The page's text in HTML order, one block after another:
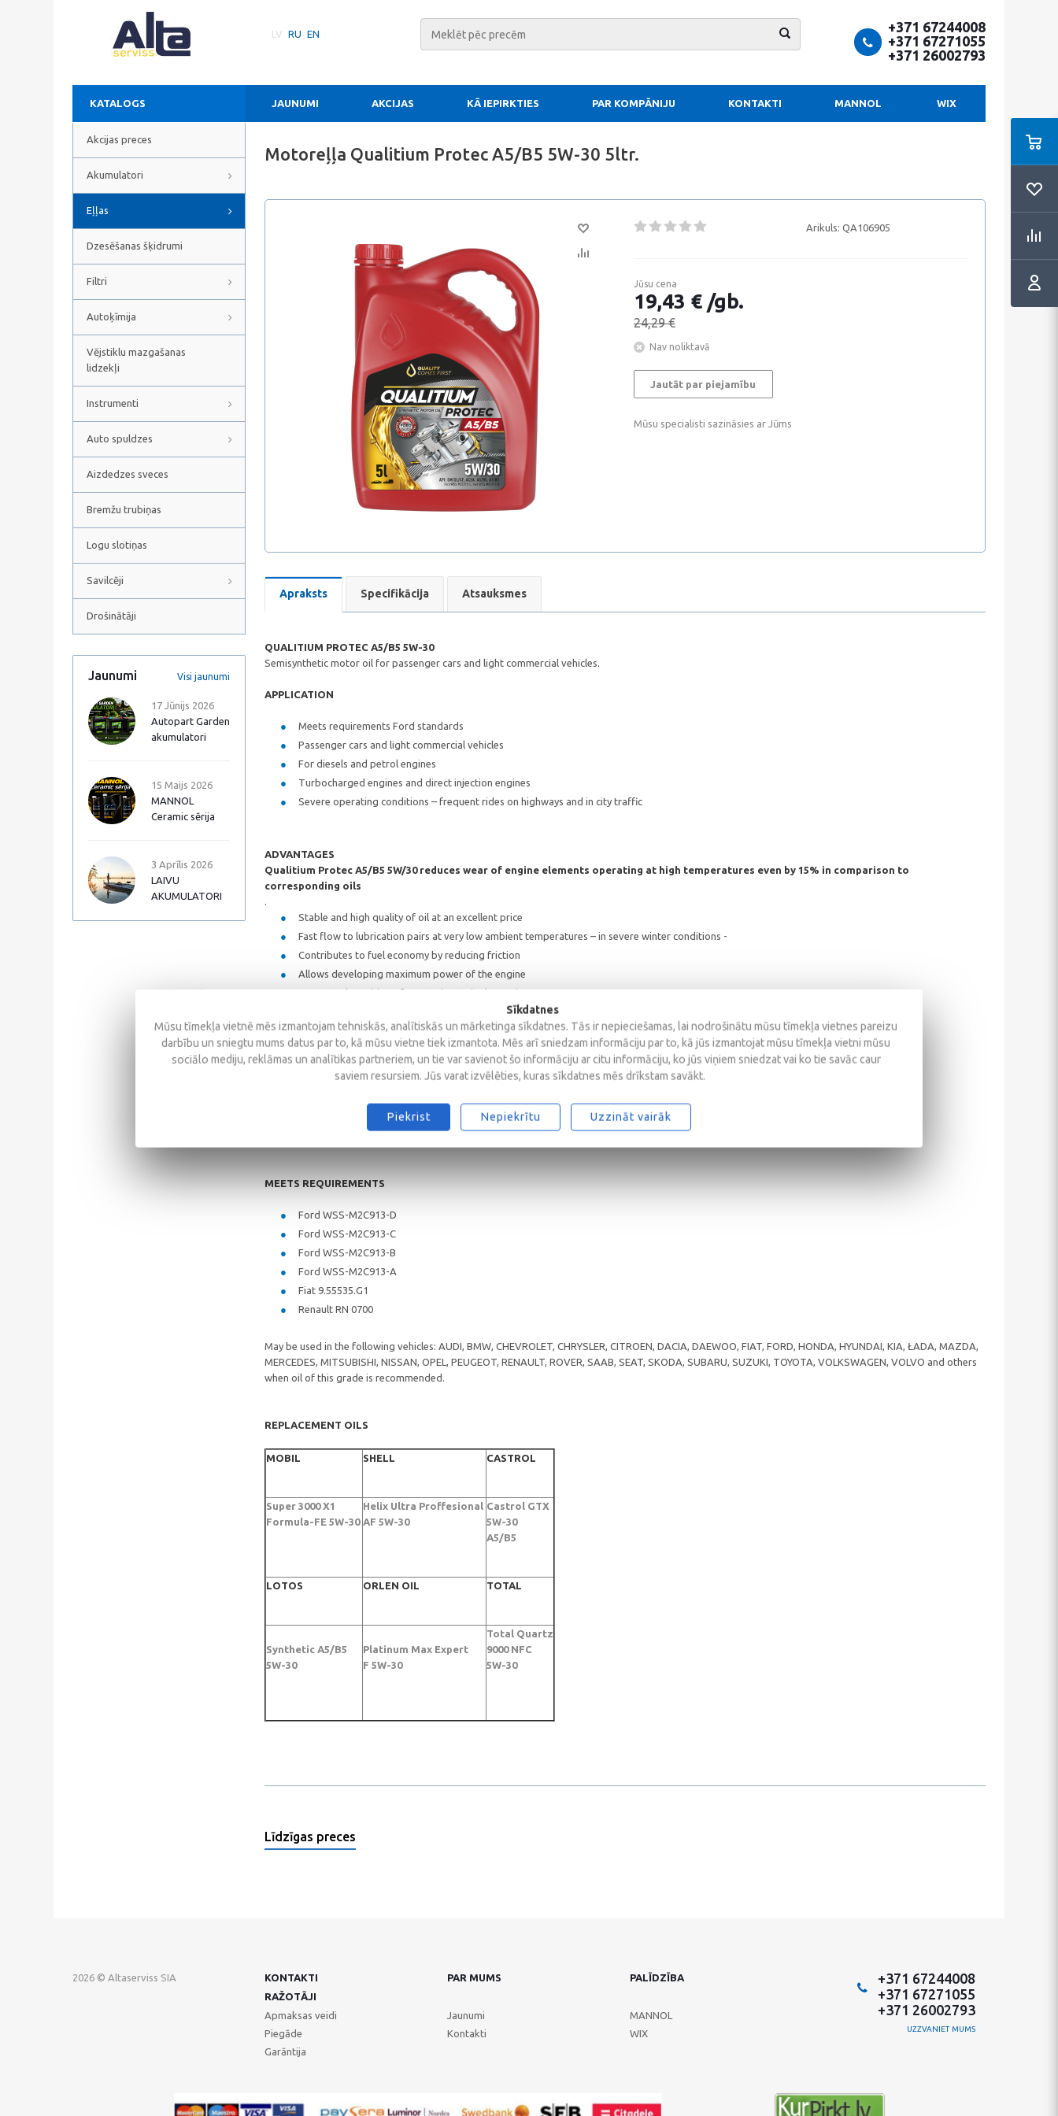
LV RU EN
+371 67244008
+371 67271055
+371 26002793
KATALOGS JAUNUMI AKCIJAS KĀ IEPIRKTIES PAR KOMPĀNIJU KONTAKTI MANNOL WIX
Akcijas preces
Akumulatori
Eļļas
Dzesēšanas šķidrumi
Filtri
Autoķīmija
Vējstiklu mazgašanas
lidzekļi
Instrumenti
Auto spuldzes
Aizdedzes sveces
Bremžu trubiņas
Logu slotiņas
Savilcēji
Drošinātāji
Jaunumi Visi jaunumi
17 Jūnijs 2026
Autopart Garden
akumulatori
15 Maijs 2026
MANNOL
Ceramic sērija
3 Aprīlis 2026
LAIVU
AKUMULATORI
Motoreļļa Qualitium Protec A5/B5 5W-30 5ltr.
Arikuls: QA106905
Jūsu cena
19,43 € /gb.
24,29 €
Nav noliktavā
Jautāt par piejamību
Mūsu specialisti sazināsies ar Jūms
Apraksts Specifikācija Atsauksmes
QUALITIUM PROTEC A5/B5 5W-30
Semisynthetic motor oil for passenger cars and light commercial vehicles.
APPLICATION
Meets requirements Ford standards
Passenger cars and light commercial vehicles
For diesels and petrol engines
Turbocharged engines and direct injection engines
Severe operating conditions – frequent rides on highways and in city traffic
ADVANTAGES
Qualitium Protec A5/B5 5W/30 reduces wear of engine elements operating at high temperatures even by 15% in comparison to
corresponding oils
.
Stable and high quality of oil at an excellent price
Fast flow to lubrication pairs at very low ambient temperatures – in severe winter conditions -
Contributes to fuel economy by reducing friction
Allows developing maximum power of the engine
Prevents deposition of contaminants in the engine
SPECIFICATIONS
SAE: 5W/30
ACEA: A5/B5, A1/B1
MEETS REQUIREMENTS
Ford WSS-M2C913-D
Ford WSS-M2C913-C
Ford WSS-M2C913-B
Ford WSS-M2C913-A
Fiat 9.55535.G1
Renault RN 0700
May be used in the following vehicles: AUDI, BMW, CHEVROLET, CHRYSLER, CITROEN, DACIA, DAEWOO, FIAT, FORD, HONDA, HYUNDAI, KIA, ŁADA, MAZDA,
MERCEDES, MITSUBISHI, NISSAN, OPEL, PEUGEOT, RENAULT, ROVER, SAAB, SEAT, SKODA, SUBARU, SUZUKI, TOYOTA, VOLKSWAGEN, VOLVO and others
when oil of this grade is recommended.
REPLACEMENT OILS
MOBIL SHELL CASTROL
Super 3000 X1
Formula-FE 5W-30
Helix Ultra Proffesional
AF 5W-30
Castrol GTX
5W-30
A5/B5
LOTOS ORLEN OIL TOTAL
Synthetic A5/B5
5W-30
Platinum Max Expert
F 5W-30
Total Quartz
9000 NFC
5W-30
Līdzīgas preces
2026 © Altaserviss SIA KONTAKTI PAR MUMS
PALĪDZĪBA
RAŽOTĀJI
Apmaksas veidi
Piegāde
Garāntija
Jaunumi
Kontakti
MANNOL
WIX
+371 67244008
+371 67271055
+371 26002793
UZZVANIET MUMS
Sīkdatnes
Mūsu tīmekļa vietnē mēs izmantojam tehniskās, analītiskās un mārketinga sīkdatnes. Tās ir nepieciešamas, lai nodrošinātu mūsu tīmekļa vietnes pareizu
darbību un sniegtu mums datus par to, kā mūsu vietne tiek izmantota. Mēs arī sniedzam informāciju par to, kā jūs izmantojat mūsu tīmekļa vietni mūsu
sociālo mediju, reklāmas un analītikas partneriem, un tie var savienot šo informāciju ar citu informāciju, ko jūs viņiem sniedzat vai ko tie savāc caur
saviem resursiem. Jūs varat izvēlēties, kuras sīkdatnes mēs drīkstam savākt.
Piekrist Nepiekrītu Uzzināt vairāk